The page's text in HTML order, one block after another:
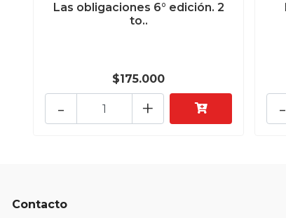
Las obligaciones 6° edición. 2
to..
$175.000
+
- -
Contacto